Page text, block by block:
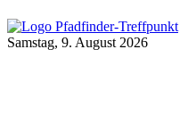
Samstag, 9. August 2026